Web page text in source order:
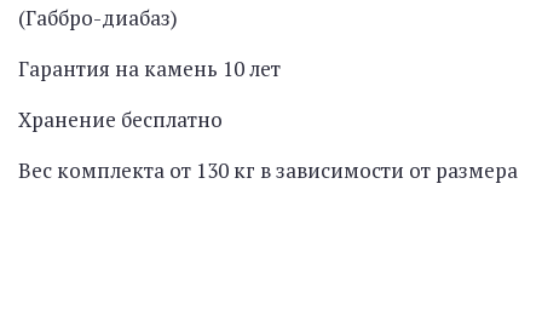
(Габбро-диабаз)
Гарантия на камень 10 лет
Хранение бесплатно
Вес комплекта от 130 кг в зависимости от размера